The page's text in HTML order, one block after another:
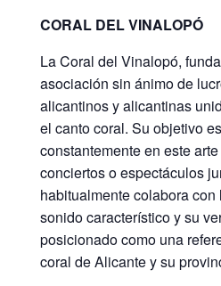
CORAL DEL VINALOPÓ
La Coral del Vinalopó,
asociación sin ánimo de
alicantinos y alicantinas
el canto coral. Su objetivo
constantemente en este
conciertos o espectáculos
habitualmente colabora
sonido característico y su
posicionado como una
coral de Alicante y su